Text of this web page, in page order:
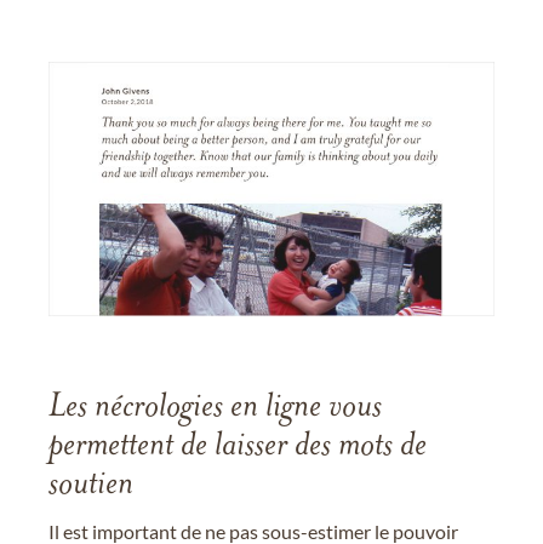
Les nécrologies en ligne vous
permettent de laisser des mots de
soutien
Il est important de ne pas sous-estimer le pouvoir